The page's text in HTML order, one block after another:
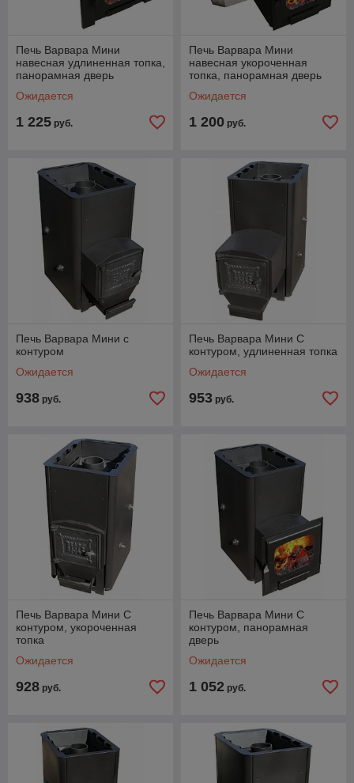
Печь Варвара Мини
навесная удлиненная топка,
панорамная дверь
Ожидается
1 225 руб.
Печь Варвара Мини
навесная укороченная
топка, панорамная дверь
Ожидается
1 200 руб.
Печь Варвара Мини с
контуром
Ожидается
938 руб.
Печь Варвара Мини С
контуром, удлиненная топка
Ожидается
953 руб.
Печь Варвара Мини С
контуром, укороченная
топка
Ожидается
928 руб.
Печь Варвара Мини С
контуром, панорамная
дверь
Ожидается
1 052 руб.